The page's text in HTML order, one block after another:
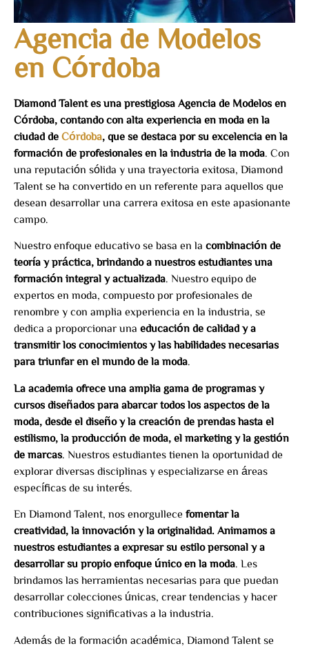
Agencia de Modelos
en Córdoba
Diamond Talent es una prestigiosa Agencia de Modelos en
Córdoba, contando con alta experiencia en moda en la
ciudad de Córdoba , que se destaca por su excelencia en la
formación de profesionales en la industria de la moda . Con
una reputación sólida y una trayectoria exitosa, Diamond
Talent se ha convertido en un referente para aquellos que
desean desarrollar una carrera exitosa en este apasionante
campo.
Nuestro enfoque educativo se basa en la combinación de
teoría y práctica, brindando a nuestros estudiantes una
formación integral y actualizada. Nuestro equipo de
expertos en moda, compuesto por profesionales de
renombre y con amplia experiencia en la industria, se
dedica a proporcionar una educación de calidad y a
transmitir los conocimientos y las habilidades necesarias
para triunfar en el mundo de la moda.
La academia ofrece una amplia gama de programas y
cursos diseñados para abarcar todos los aspectos de la
moda, desde el diseño y la creación de prendas hasta el
estilismo, la producción de moda, el marketing y la gestión
de marcas . Nuestros estudiantes tienen la oportunidad de
explorar diversas disciplinas y especializarse en áreas
específicas de su interés.
En Diamond Talent, nos enorgullece fomentar la
creatividad, la innovación y la originalidad. Animamos a
nuestros estudiantes a expresar su estilo personal y a
desarrollar su propio enfoque único en la moda . Les
brindamos las herramientas necesarias para que puedan
desarrollar colecciones únicas, crear tendencias y hacer
contribuciones significativas a la industria.
Además de la formación académica, Diamond Talent se